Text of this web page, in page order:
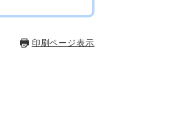
印刷ページ表示